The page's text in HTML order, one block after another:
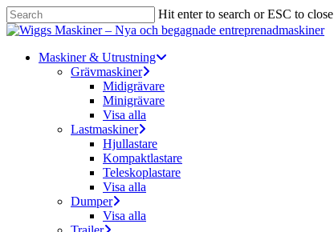
Skip
to
content
Hit enter to search or ESC to close
Close
Menu
Maskiner & Utrustning
Grävmaskiner
Midigrävare
Minigrävare
Visa alla
Lastmaskiner
Hjullastare
Kompaktlastare
Teleskoplastare
Visa alla
Dumper
Visa alla